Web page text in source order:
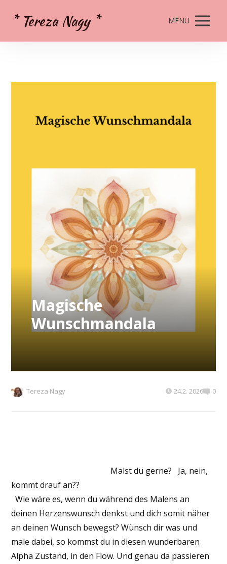
* Tereza Nagy * MENÜ
Magische
Wunschmandala
Tereza Nagy 24.2. 2026 0
Malst du gerne? Ja, nein,
kommt drauf an??
Wie wäre es, wenn du während des Malens an
deinen Herzenswunsch denkst und dich somit näher
an deinen Wunsch bewegst? Wünsch dir was und
male dabei, so kommst du in diesen wunderbaren
Alpha Zustand, in den Flow. Und genau da passieren